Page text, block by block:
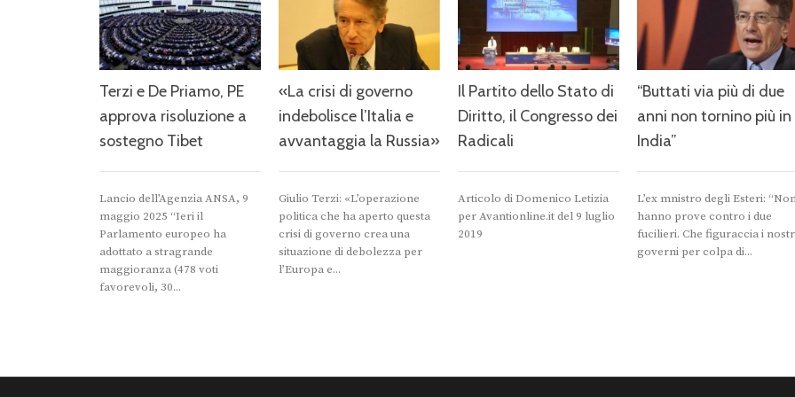
Terzi e De Priamo, PE
approva risoluzione a
sostegno Tibet
Lancio dell’Agenzia ANSA, 9
maggio 2025 “Ieri il
Parlamento europeo ha
adottato a stragrande
maggioranza (478 voti
favorevoli, 30...
«La crisi di governo
indebolisce l’Italia e
avvantaggia la Russia»
Giulio Terzi: «L’operazione
politica che ha aperto questa
crisi di governo crea una
situazione di debolezza per
l’Europa e...
Il Partito dello Stato di
Diritto, il Congresso dei
Radicali
Articolo di Domenico Letizia
per Avantionline.it del 9 luglio
2019
“Buttati via più di due
anni non tornino più in
India”
L’ex mnistro degli Esteri:
hanno prove contro i due
fucilieri. Che figuraccia i
governi per colpa di...